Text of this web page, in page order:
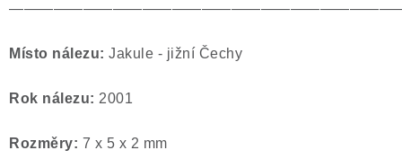
Místo nálezu: Jakule - jižní Čechy
Rok nálezu: 2001
Rozměry: 7 x 5 x 2 mm